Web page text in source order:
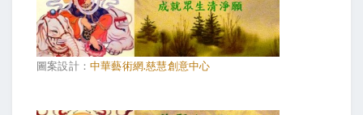
圖案設計： 中華藝術網.慈慧創意中心